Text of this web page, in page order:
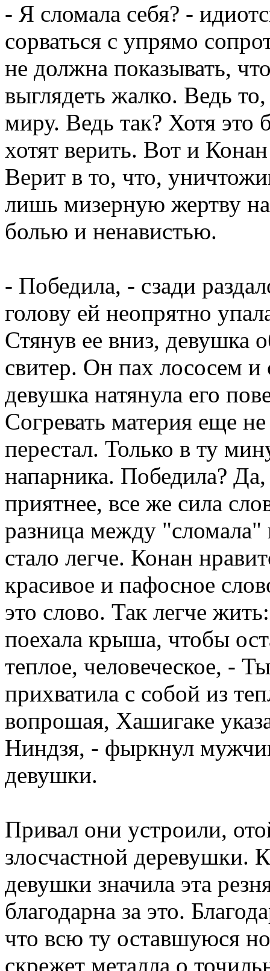
- Я сломала себя? -
сорваться с упрямо
не должна показывать,
выглядеть жалко. Ведь
миру. Ведь так? Хотя это
хотят верить. Вот и
Верит в то, что,
лишь мизерную жертву
болью и ненавистью.
- Победила, - сзади
голову ей неопрятно
Стянув ее вниз, девушка
свитер. Он пах лососем
девушка натянула его
Согревать материя еще
перестал. Только в ту
напарника. Победила?
приятнее, все же сила
разница между "сломала"
стало легче. Конан
красивое и пафосное
это слово. Так легче
поехала крыша, чтобы
теплое, человеческое, -
прихватила с собой из
вопрошая, Хашигаке
Ниндзя, - фыркнул
девушки.
Привал они устроили,
злосчастной деревушки.
девушки значила эта
благодарна за это.
что всю ту оставшуюся
скрежет металла о